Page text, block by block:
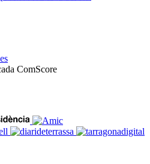
ComScore